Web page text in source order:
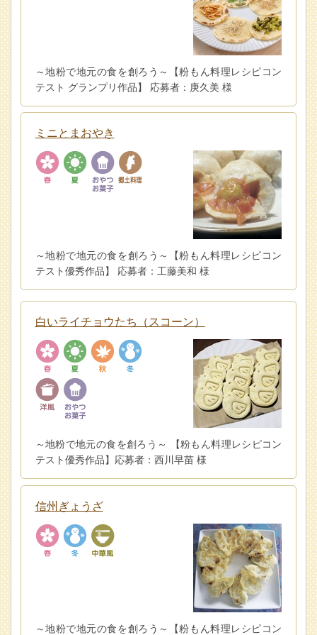
～地粉で地元の食を創ろう～【粉もん料理レシピコン
テスト グランプリ作品】 応募者：庚久美 様
ミニとまおやき
～地粉で地元の食を創ろう～【粉もん料理レシピコン
テスト優秀作品】 応募者：工藤美和 様
白いライチョウたち（スコーン）
～地粉で地元の食を創ろう～ 【粉もん料理レシピコン
テスト優秀作品】応募者：西川早苗 様
信州ぎょうざ
～地粉で地元の食を創ろう～【粉もん料理レシピコン